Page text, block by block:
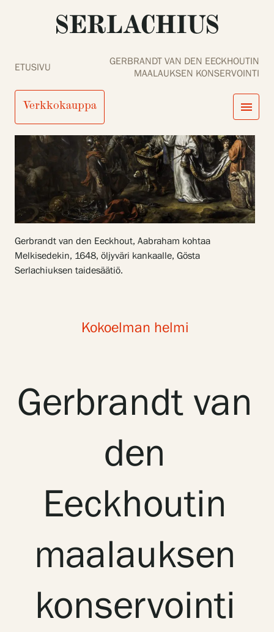
Tule meille
Näyttelyt
Tapahtumat
Palvelumme
Kokoelmat ja museo
Serlachius Residenssi
SERLACHIUS+
ETUSIVU
GERBRANDT VAN DEN EECKHOUTIN
MAALAUKSEN KONSERVOINTI
Verkkokauppa menu
close
searchHakufiensvja
Tule meille
Palvelumme
Kokoelmat ja museo
Serlachius Residenssi
Gösta Serlachiuksen taidesäätiö
Gerbrandt van den Eeckhout, Aabraham kohtaa
Melkisedekin, 1648, öljyväri kankaalle, Gösta
Serlachiuksen taidesäätiö.
Kokoelman helmi
Gerbrandt van
den
Eeckhoutin
maalauksen
konservointi